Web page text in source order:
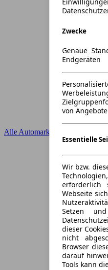
Zwecke
Genaue
Endgeräten
von
Essentielle
Wir bzw.
erforderlich
Webseite
Setzen
dieser
nicht
Browser
darauf
Tools kann
Alle Automarken